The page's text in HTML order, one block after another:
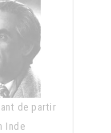
de partir
Inde